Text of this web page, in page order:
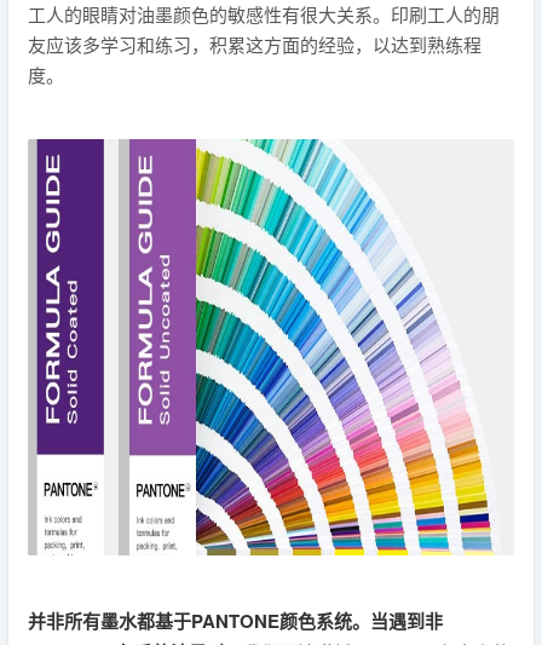
工人的眼睛对油墨颜色的敏感性有很大关系。印刷工人的朋
友应该多学习和练习，积累这方面的经验，以达到熟练程
度。
并非所有墨水都基于PANTONE颜色系统。当遇到非